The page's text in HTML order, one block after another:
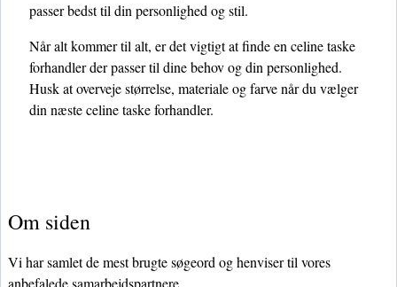
passer bedst til din personlighed og stil.
Når alt kommer til alt, er det vigtigt at finde en celine taske
forhandler der passer til dine behov og din personlighed.
Husk at overveje størrelse, materiale og farve når du vælger
din næste celine taske forhandler.
Om siden
Vi har samlet de mest brugte søgeord og henviser til vores
anbefalede samarbejdspartnere.